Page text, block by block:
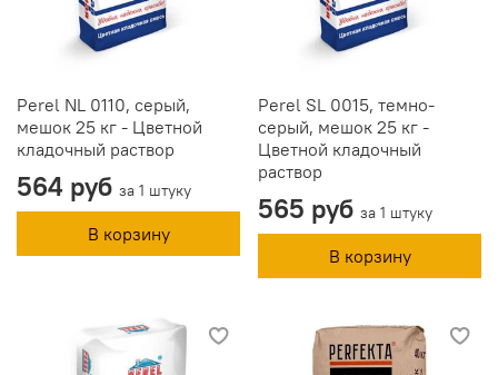
Perel NL 0110, серый,
мешок 25 кг - Цветной
кладочный раствор
564 руб за 1 штуку
В корзину
Perel SL 0015, темно-
серый, мешок 25 кг -
Цветной кладочный
раствор
565 руб за 1 штуку
В корзину